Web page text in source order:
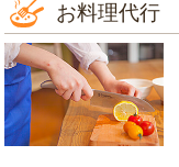
お料理代行